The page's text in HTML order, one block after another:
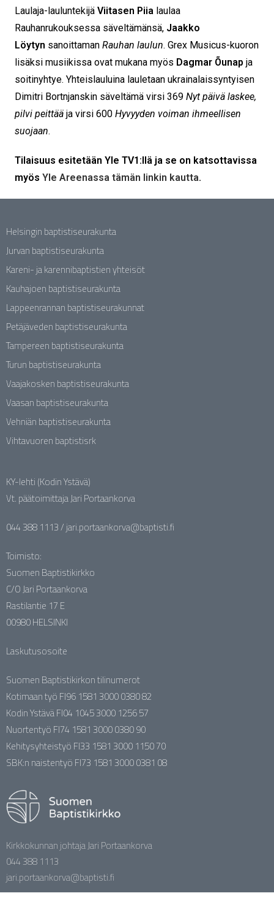
Laulaja-lauluntekijä Viitasen Piia laulaa
Rauhanrukouksessa säveltämänsä, Jaakko
Löytyn sanoittaman Rauhan laulun. Grex Musicus-kuoron
lisäksi musiikissa ovat mukana myös Dagmar Õunap ja
soitinyhtye. Yhteislauluina lauletaan ukrainalaissyntyisen
Dimitri Bortnjanskin säveltämä virsi 369 Nyt päivä laskee,
pilvi peittää ja virsi 600 Hyvyyden voiman ihmeellisen
suojaan.
Tilaisuus esitetään Yle TV1:llä ja se on katsottavissa
myös Yle Areenassa tämän linkin kautta.
Helsingin baptistiseurakunta
Jurvan baptistiseurakunta
Kareni- ja karennibaptistien yhteisöt
Kauhajoen baptistiseurakunta
Lappeenrannan baptistiseurakunnat
Petäjäveden baptistiseurakunta
Tampereen baptistiseurakunta
Turun baptistiseurakunta
Vaajakosken baptistiseurakunta
Vaasan baptistiseurakunta
Vehniän baptistiseurakunta
Vihtavuoren baptistisrk
KY-lehti (Kodin Ystävä)
Vt. päätoimittaja Jari Portaankorva
044 388 1113 / jari.portaankorva@baptisti.fi
Toimisto:
Suomen Baptistikirkko
C/O Jari Portaankorva
Rastilantie 17 E
00980 HELSINKI
Laskutusosoite
Suomen Baptistikirkon tilinumerot
Kotimaan työ FI96 1581 3000 0380 82
Kodin Ystävä FI04 1045 3000 1256 57
Nuortentyö FI74 1581 3000 0380 90
Kehitysyhteistyö FI33 1581 3000 1150 70
SBK:n naistentyö FI73 1581 3000 0381 08
Kirkkokunnan johtaja Jari Portaankorva
044 388 1113
jari.portaankorva@baptisti.fi